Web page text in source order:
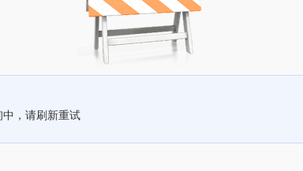
中，请刷新重试